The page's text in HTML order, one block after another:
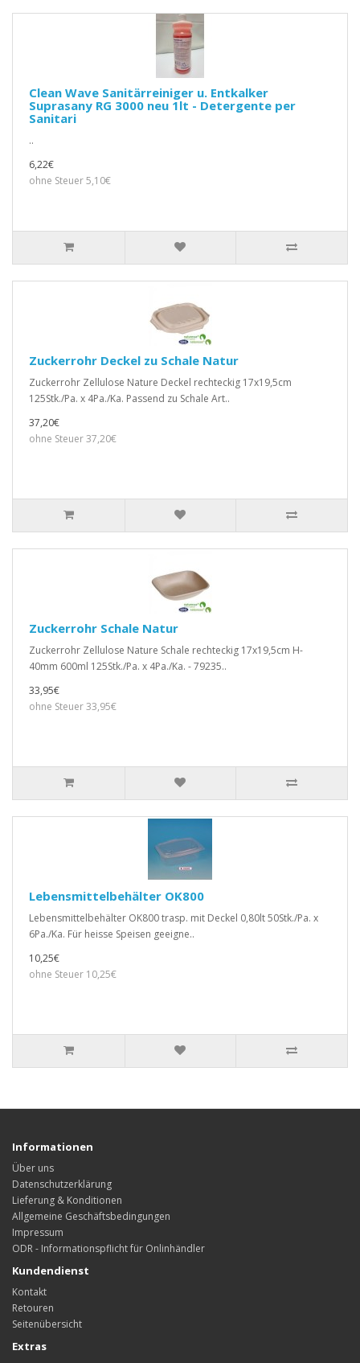
Clean Wave Sanitärreiniger u. Entkalker
Suprasany RG 3000 neu 1lt - Detergente per
Sanitari
..
6,22€
ohne Steuer 5,10€
Zuckerrohr Deckel zu Schale Natur
Zuckerrohr Zellulose Nature Deckel rechteckig 17x19,5cm
125Stk./Pa. x 4Pa./Ka. Passend zu Schale Art..
37,20€
ohne Steuer 37,20€
Zuckerrohr Schale Natur
Zuckerrohr Zellulose Nature Schale rechteckig 17x19,5cm H-
40mm 600ml 125Stk./Pa. x 4Pa./Ka. - 79235..
33,95€
ohne Steuer 33,95€
Lebensmittelbehälter OK800
Lebensmittelbehälter OK800 trasp. mit Deckel 0,80lt 50Stk./Pa. x
6Pa./Ka. Für heisse Speisen geeigne..
10,25€
ohne Steuer 10,25€
Informationen
Über uns
Datenschutzerklärung
Lieferung & Konditionen
Allgemeine Geschäftsbedingungen
Impressum
ODR - Informationspflicht für Onlinhändler
Kundendienst
Kontakt
Retouren
Seitenübersicht
Extras